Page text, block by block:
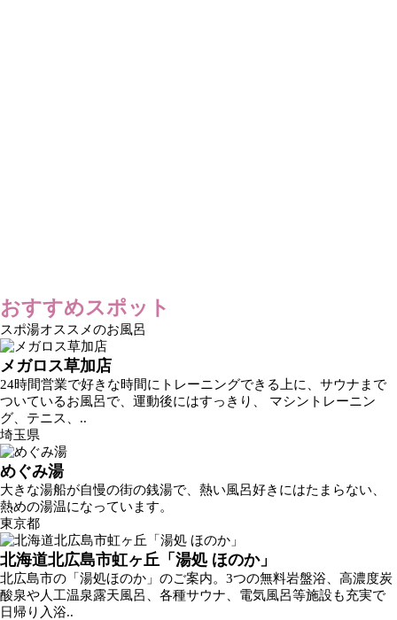
おすすめスポット
スポ湯オススメのお風呂
メガロス草加店
24時間営業で好きな時間にトレーニングできる上に、サウナまで
ついているお風呂で、運動後にはすっきり、 マシントレーニン
グ、テニス、..
埼玉県
めぐみ湯
大きな湯船が自慢の街の銭湯で、熱い風呂好きにはたまらない、
熱めの湯温になっています。
東京都
北海道北広島市虹ヶ丘「湯処 ほのか」
北広島市の「湯処ほのか」のご案内。3つの無料岩盤浴、高濃度炭
酸泉や人工温泉露天風呂、各種サウナ、電気風呂等施設も充実で
日帰り入浴..